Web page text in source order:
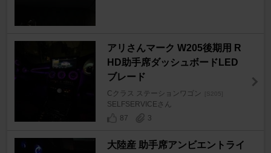
アリさんマーク W205後期用 R
HD助手席ダッシュボードLED
ブレード
Cクラス ステーションワゴン [S205]
SELFSERVICEさん
87
3
大陸産 助手席アンビエントライ